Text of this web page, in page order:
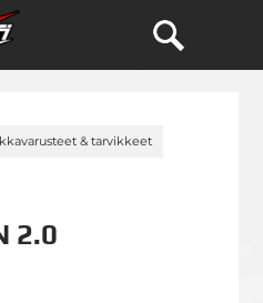
& tarvikkeet
2.0